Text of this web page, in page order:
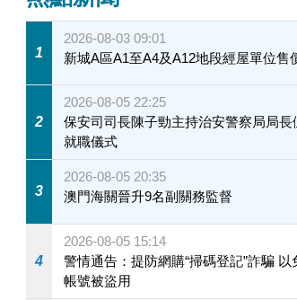
1
2026-08-03 09:01
新城A區A1至A4及A12地段經屋單位售
2
2026-08-05 22:25
保安司司長陳子勁主持治安警察局局長
就職儀式
3
2026-08-05 20:35
澳門海關晉升9名副關務監督
4
2026-08-05 15:14
警情通告：提防網購“掃碼登記”詐騙 以
帳號被盜用